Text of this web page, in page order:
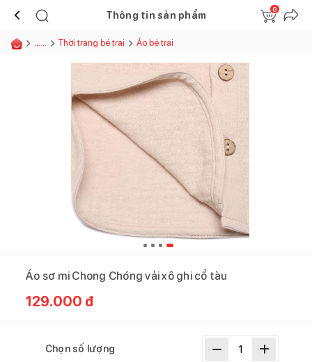
Thông tin sản phẩm
0
...... Thời trang bé trai Áo bé trai
Áo sơ mi Chong Chóng vải xô ghi cổ tàu
129.000 đ
Chọn số lượng